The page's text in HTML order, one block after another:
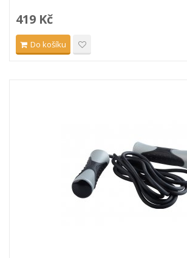
419 Kč
Do košíku